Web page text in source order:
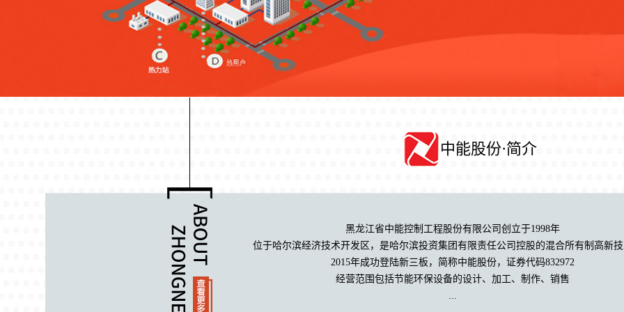
中能股份·简介
黑龙江省中能控制工程股份有限公司创立于1998年
位于哈尔滨经济技术开发区，是哈尔滨投资集团有限责任公司控股的混合所有制高新
2015年成功登陆新三板，简称中能股份，证券代码832972
经营范围包括节能环保设备的设计、加工、制作、销售